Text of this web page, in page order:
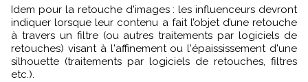
Idem pour la retouche d'images : les influenceurs devront
indiquer lorsque leur contenu a fait l’objet d’une retouche
à travers un filtre (ou autres traitements par logiciels de
retouches) visant à l'affinement ou l'épaississement d'une
silhouette (traitements par logiciels de retouches, filtres
etc.).